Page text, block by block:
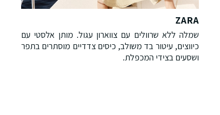
ZARA
שמלה ללא שרוולים עם צווארון עגול. מותן אלסטי עם
כיווצים, עיטור בד משולב, כיסים צדדיים מוסתרים בתפר
ושסעים בצידי המכפלת.